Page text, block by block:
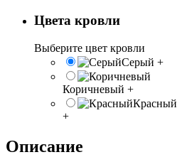
Цвета кровли
Выберите цвет кровли
Серый +
Коричневый +
Красный
+
Описание